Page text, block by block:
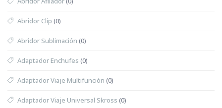
Abridor Clip (0)
Abridor Sublimación (0)
Adaptador Enchufes (0)
Adaptador Viaje Multifunción (0)
Adaptador Viaje Universal Skross (0)